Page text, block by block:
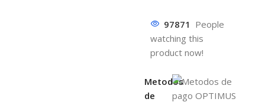
97871 People
watching this
product now!
Metodos
de